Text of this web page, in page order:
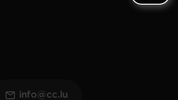
info@cc.lu